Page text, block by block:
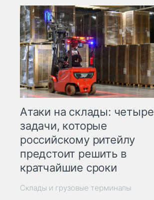
Атаки на склады: четыре
задачи, которые
российскому ритейлу
предстоит решить в
кратчайшие сроки
Склады и грузовые терминалы